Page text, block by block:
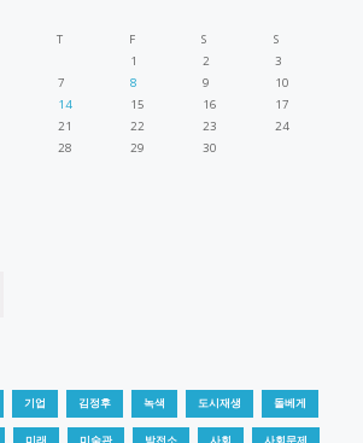
T F S
S
1
2
3
7 8 9
10
14 15 16
17
21 22 23
24
28 29 30
기업 김정후 녹색 도시재생 돌베게